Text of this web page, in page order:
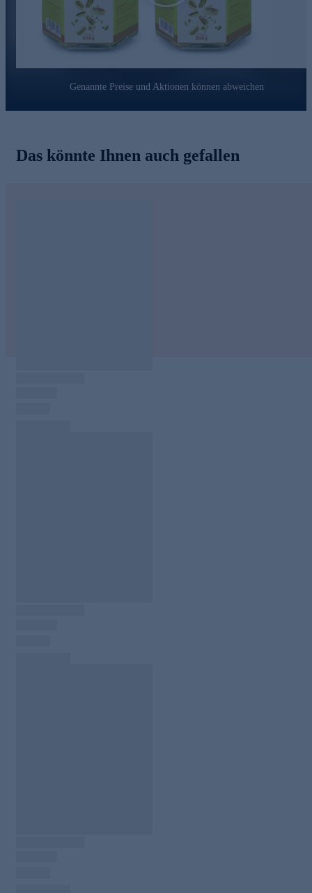
Genannte Preise und Aktionen können abweichen
Das könnte Ihnen auch gefallen